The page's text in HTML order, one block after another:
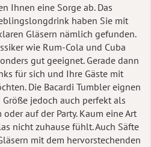
Ihnen eine Sorge ab. Das
haben Sie mit
Gläsern nämlich gefunden.
wie Rum-Cola und Cuba
gut geeignet. Gerade dann
für sich und Ihre Gäste mit
Die Bacardi Tumbler eignen
jedoch auch perfekt als
auf der Party. Kaum eine Art
nicht zuhause fühlt. Auch Säfte
mit dem hervorstechenden